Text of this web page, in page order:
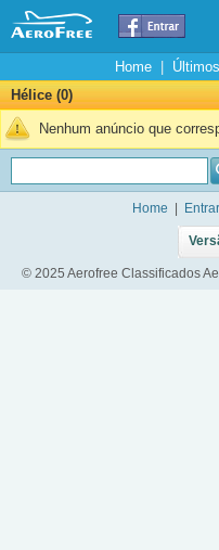
Home|
Hélice (0)
Nenhum anúncio que
Home Entrar
© 2025 Aerofree Classificados